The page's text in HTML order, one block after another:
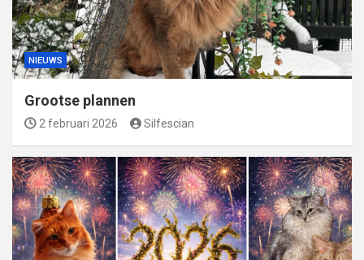
NIEUWS
Grootse plannen
2 februari 2026 Silfescian